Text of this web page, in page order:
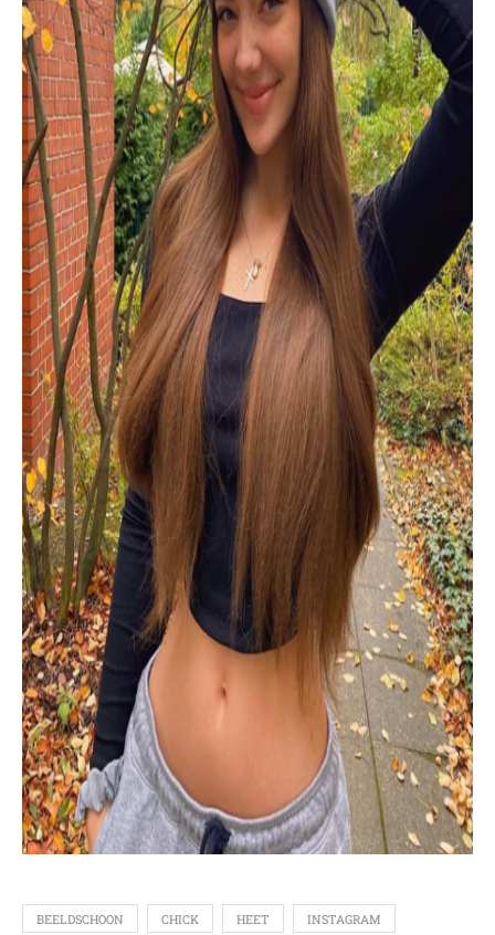
BEELDSCHOON CHICK HEET INSTAGRAM